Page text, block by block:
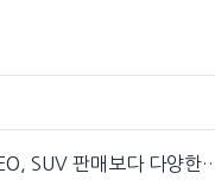
SUV 판매보다 다양한